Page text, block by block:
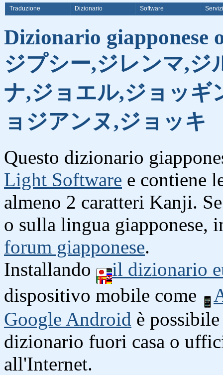
Traduzione Dizionario Software Servizi
Dizionario giapponese
ジプシー,ジレンマ,ジ
ナ,ジョエル,ジョッギ
ョジアンヌ,ジョッキ
Questo dizionario
Light Software e contiene
almeno 2 caratteri Kanji.
o sulla lingua giapponese,
forum giapponese.
Installando
il dizionario
dispositivo mobile come
Google Android è
dizionario fuori casa o
all'Internet.